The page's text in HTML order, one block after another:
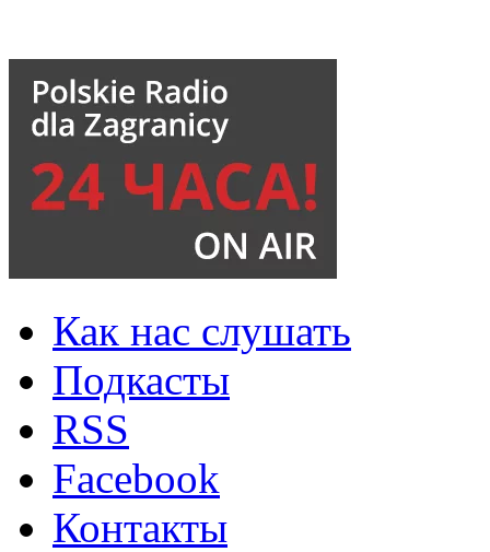
Как нас слушать
Подкасты
RSS
Facebook
Контакты